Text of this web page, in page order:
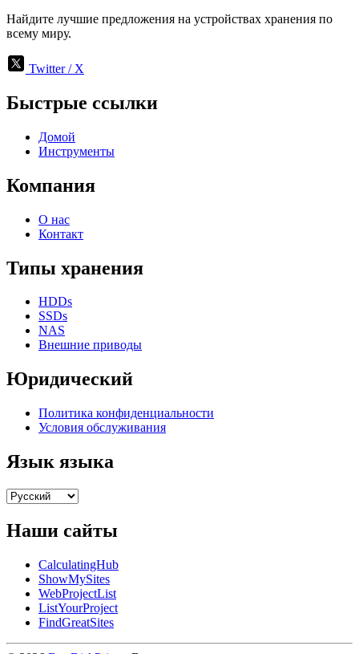
Найдите лучшие предложения на устройствах хранения по
всему миру.
Twitter / X
Быстрые ссылки
Домой
Инструменты
Компания
О нас
Контакт
Типы хранения
HDDs
SSDs
NAS
Внешние приводы
Юридический
Политика конфиденциальности
Условия обслуживания
Язык языка
Наши сайты
CalculatingHub
ShowMySites
WebProjectList
ListYourProject
FindGreatSites